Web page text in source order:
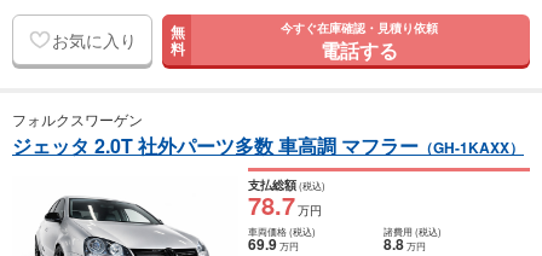
お気に入り 無
料
今すぐ在庫確認・見積り依頼
電話する
フォルクスワーゲン
ジェッタ 2.0T 社外パーツ多数 車高調 マフラー （GH-1KAXX）
支払総額(税込)
78.7万円
車両価格(税込)
69.9万円
諸費用 (税込)
8.8 万円